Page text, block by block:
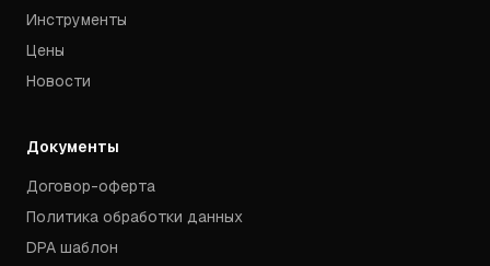
Инструменты
Цены
Новости
Документы
Договор-оферта
Политика обработки данных
DPA шаблон